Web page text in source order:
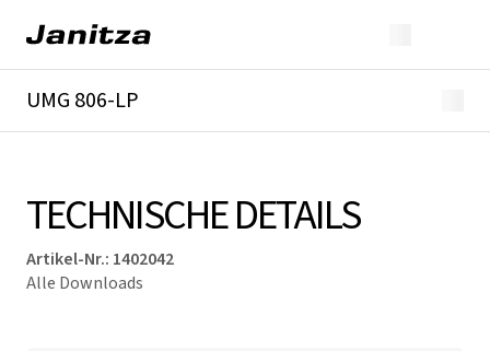
UMG 806-LP
TECHNISCHE DETAILS
Artikel-Nr.: 1402042
Alle Downloads